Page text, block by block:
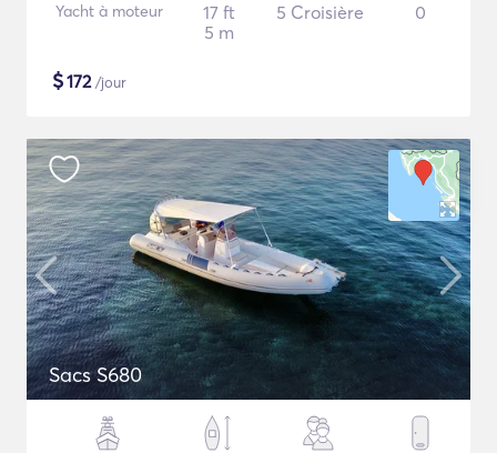
Yacht à moteur
17 ft
5 m
5 Croisière 0
$172/jour
Sacs S680